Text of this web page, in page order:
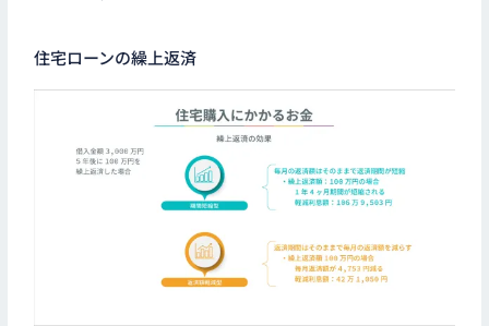
住宅ローンの繰上返済